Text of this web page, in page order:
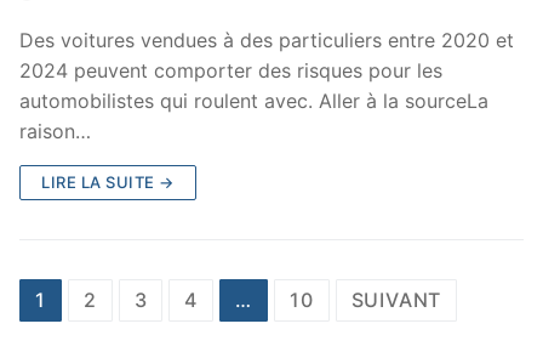
Des voitures vendues à des particuliers entre 2020 et
2024 peuvent comporter des risques pour les
automobilistes qui roulent avec. Aller à la sourceLa
raison…
LIRE LA SUITE →
Pagination
1 2 3 4 … 10 SUIVANT